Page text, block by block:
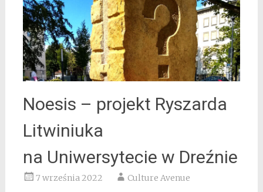
Noesis – projekt Ryszarda
Litwiniuka
na Uniwersytecie w Dreźnie
7 września 2022 Culture Avenue